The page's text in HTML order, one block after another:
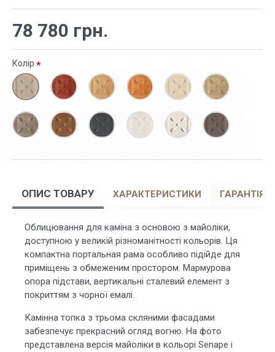
78 780 грн.
Колір
ОПИС ТОВАРУ ХАРАКТЕРИСТИКИ ГАРАНТІЯ
Облицювання для каміна з основою з майоліки,
доступною у великій різноманітності кольорів. Ця
компактна портальная рама особливо підійде для
приміщень з обмеженим простором. Мармурова
опора підстави, вертикальні сталевий елемент з
покриттям з чорної емалі.
Камінна топка з трьома скляними фасадами
забезпечує прекрасний огляд вогню. На фото
представлена версія майоліки в кольорі Senape і